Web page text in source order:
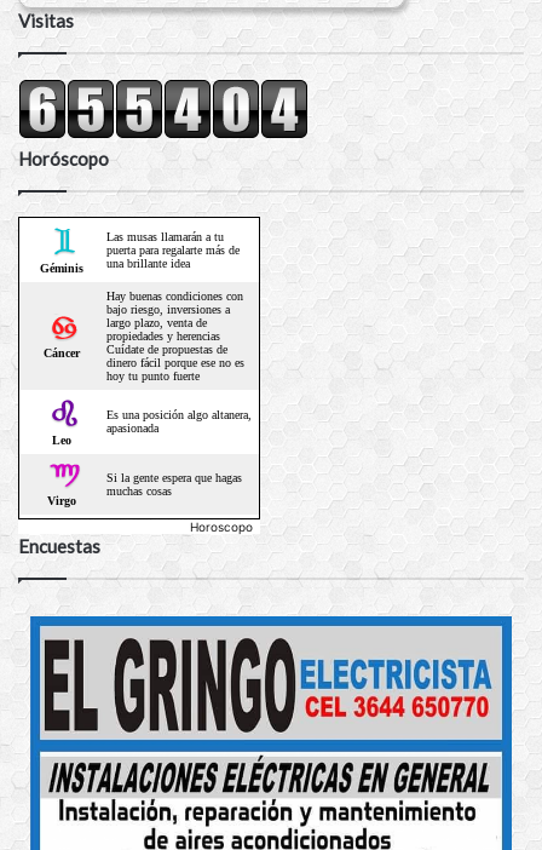
Visitas
Horóscopo
Horoscopo
Encuestas